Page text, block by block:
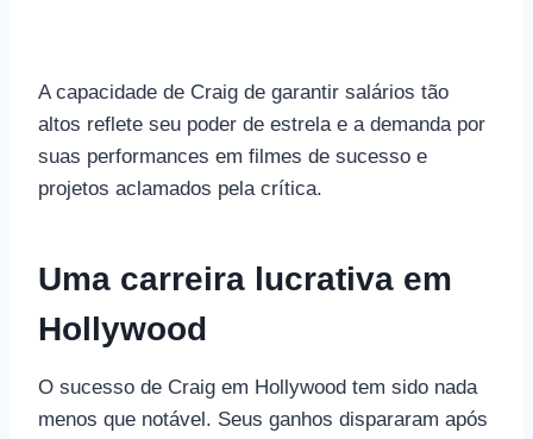
A capacidade de Craig de garantir salários tão
altos reflete seu poder de estrela e a demanda por
suas performances em filmes de sucesso e
projetos aclamados pela crítica.
Uma carreira lucrativa em
Hollywood
O sucesso de Craig em Hollywood tem sido nada
menos que notável. Seus ganhos dispararam após